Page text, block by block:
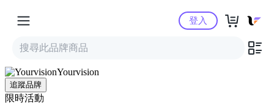
Yahoo購物中心
登入
Yourvision
追蹤品牌
限時活動